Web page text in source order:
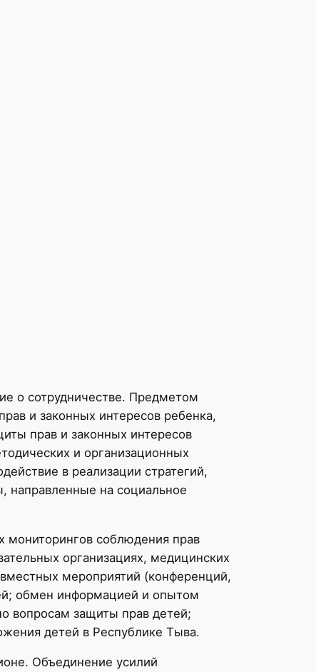
о сотрудничестве. Предметом
и законных интересов ребенка,
прав и законных интересов
и организационных
в реализации стратегий,
направленные на социальное
мониторингов соблюдения прав
организациях, медицинских
мероприятий (конференций,
обмен информацией и опытом
вопросам защиты прав детей;
детей в Республике Тыва.
Объединение усилий